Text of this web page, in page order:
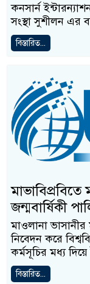
কনসার্ন
সংস্থা সুশীলন এর
বিস্তারিত...
জন্মবার্ষিকী
মাওলানা ভাসানীর
নিবেদন করে
কর্মসূচির মধ্য দিয়ে
বিস্তারিত...